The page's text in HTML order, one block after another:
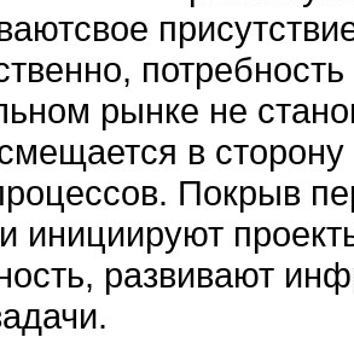
рынке не
в
Покрыв
инициируют
развивают